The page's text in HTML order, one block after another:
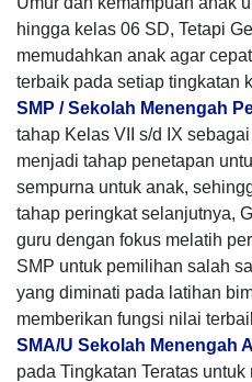
hingga kelas 06 SD, Tetapi
memudahkan anak agar
terbaik pada setiap tingkatan
SMP / Sekolah Menengah
tahap Kelas VII s/d IX
menjadi tahap penetapan
sempurna untuk anak,
tahap peringkat selanjutnya,
guru dengan fokus melatih
SMP untuk pemilihan salah
yang diminati pada latihan
memberikan fungsi nilai
SMA/U Sekolah Menengah
pada Tingkatan Teratas